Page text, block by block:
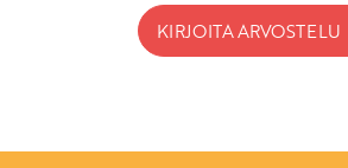
KIRJOITA ARVOSTELU